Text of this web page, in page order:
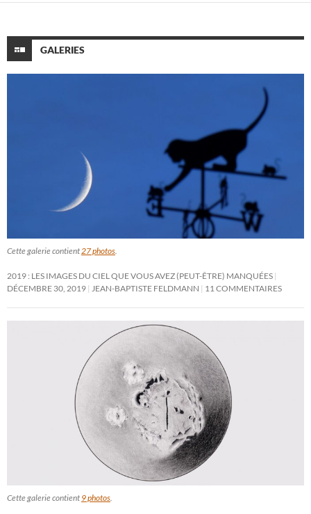
GALERIES
Cette galerie contient27 photos.
2019 : LES IMAGES DU CIEL QUE VOUS AVEZ (PEUT-ÊTRE) MANQUÉES
DÉCEMBRE 30, 2019 JEAN-BAPTISTE FELDMANN 11 COMMENTAIRES
Cette galerie contient 9 photos.